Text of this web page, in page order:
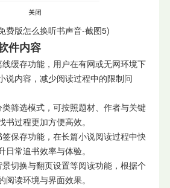
费版怎么换听书声音-截图5)
件内容
缓存功能，用户在有网或无网环境下
说内容，减少阅读过程中的限制问
筛选模式，可按照题材、作者与关键
过程更加方便高效。
保存功能，在长篇小说阅读过程中快
常追书效率与体验。
切换与翻页设置等阅读功能，根据个
阅读环境与界面效果。